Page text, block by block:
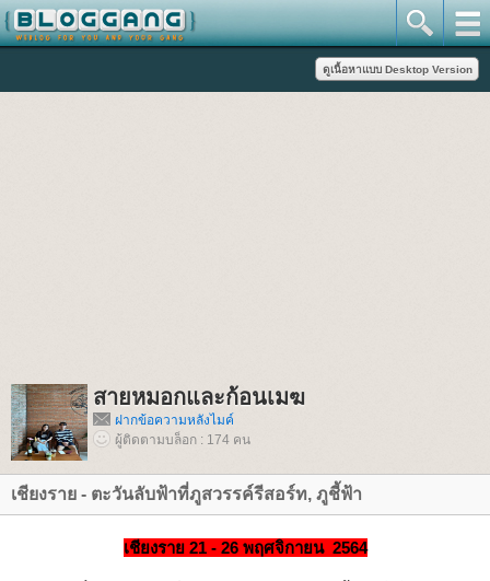
สายหมอกและก้อนเมฆ
ฝากข้อความหลังไมค์
ผู้ติดตามบล็อก : 174 คน
เชียงราย - ตะวันลับฟ้าที่ภูสวรรค์รีสอร์ท, ภูชี้ฟ้า
เชียงราย 21 - 26 พฤศจิกายน 2564